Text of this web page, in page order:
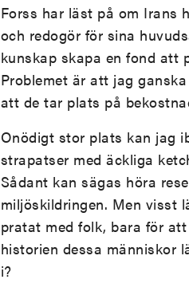
Forss har läst på om Irans
och redogör för sina
kunskap skapa en fond att
Problemet är att jag
att de tar plats på
Onödigt stor plats kan jag
strapatser med äckliga
Sådant kan sägas höra
miljöskildringen. Men visst
pratat med folk, bara för
historien dessa människor
i?